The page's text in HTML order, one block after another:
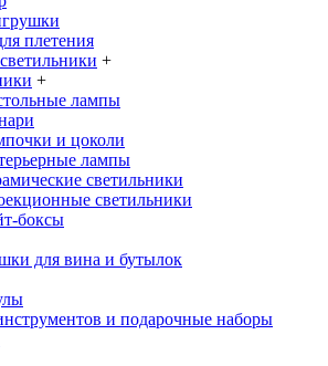
плетения
+
+
лампы
и цоколи
лампы
светильники
светильники
боксы
для вина и бутылок
и подарочные наборы